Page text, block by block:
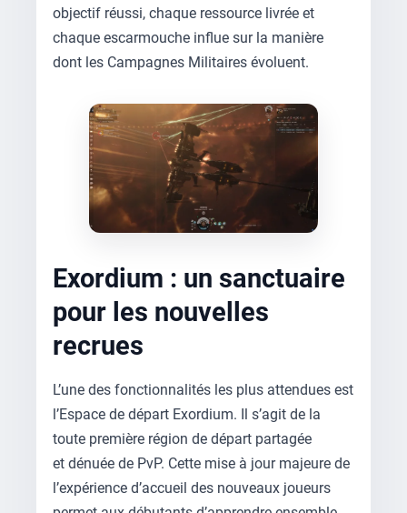
objectif réussi, chaque ressource livrée et
chaque escarmouche influe sur la manière
dont les Campagnes Militaires évoluent.
Exordium : un sanctuaire
pour les nouvelles
recrues
L’une des fonctionnalités les plus attendues est
l’Espace de départ Exordium. Il s’agit de la
toute première région de départ partagée
et dénuée de PvP. Cette mise à jour majeure de
l’expérience d’accueil des nouveaux joueurs